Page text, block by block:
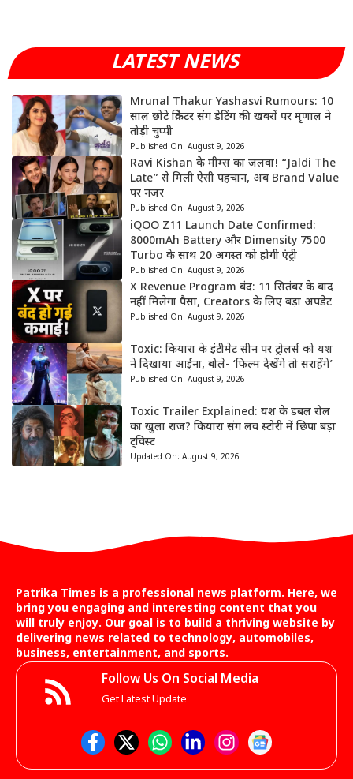
LATEST NEWS
Mrunal Thakur Yashasvi Rumours: 10
साल छोटे क्रिकेटर संग डेटिंग की खबरों पर मृणाल ने
तोड़ी चुप्पी
Published On: August 9, 2026
Ravi Kishan के मीम्स का जलवा! “Jaldi The
Late” से मिली ऐसी पहचान, अब Brand Value
पर नजर
Published On: August 9, 2026
iQOO Z11 Launch Date Confirmed:
8000mAh Battery और Dimensity 7500
Turbo के साथ 20 अगस्त को होगी एंट्री
Published On: August 9, 2026
X Revenue Program बंद: 11 सितंबर के बाद
नहीं मिलेगा पैसा, Creators के लिए बड़ा अपडेट
Published On: August 9, 2026
Toxic: कियारा के इंटीमेट सीन पर ट्रोलर्स को यश
ने दिखाया आईना, बोले- ‘फिल्म देखेंगे तो सराहेंगे’
Published On: August 9, 2026
Toxic Trailer Explained: यश के डबल रोल
का खुला राज? कियारा संग लव स्टोरी में छिपा बड़ा
ट्विस्ट
Updated On: August 9, 2026
Patrika Times is a professional news platform. Here, we
bring you engaging and interesting content that you
will truly enjoy. Our goal is to build a thriving website by
delivering news related to technology, automobiles,
business, entertainment, and sports.
Follow Us On Social Media
Get Latest Update